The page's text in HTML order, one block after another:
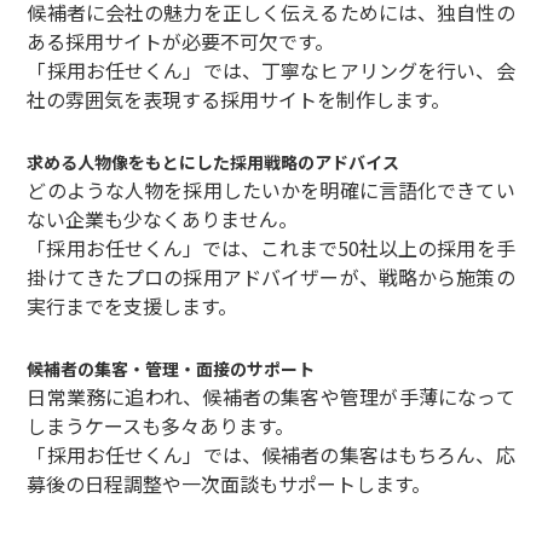
候補者に会社の魅力を正しく伝えるためには、独自性の
ある採用サイトが必要不可欠です。
「採用お任せくん」では、丁寧なヒアリングを行い、会
社の雰囲気を表現する採用サイトを制作します。
求める人物像をもとにした採用戦略のアドバイス
どのような人物を採用したいかを明確に言語化できてい
ない企業も少なくありません。
「採用お任せくん」では、これまで50社以上の採用を手
掛けてきたプロの採用アドバイザーが、戦略から施策の
実行までを支援します。
候補者の集客・管理・面接のサポート
日常業務に追われ、候補者の集客や管理が手薄になって
しまうケースも多々あります。
「採用お任せくん」では、候補者の集客はもちろん、応
募後の日程調整や一次面談もサポートします。